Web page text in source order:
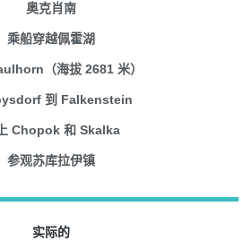
奥克肖南
乘船穿越佩霍湖
（海拔 2681 米）
到 Falkenstein
Chopok 和 Skalka
参观苏库拉伊镇
实际的